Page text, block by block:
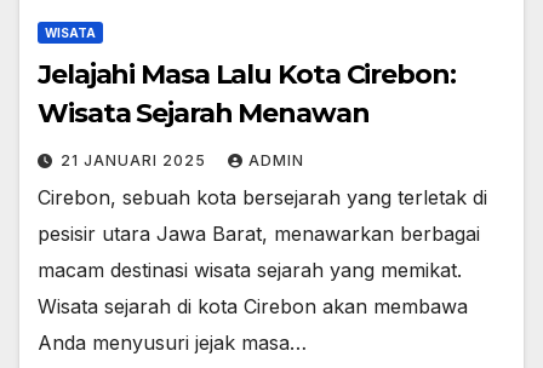
WISATA
Jelajahi Masa Lalu Kota Cirebon:
Wisata Sejarah Menawan
21 JANUARI 2025 ADMIN
Cirebon, sebuah kota bersejarah yang terletak di
pesisir utara Jawa Barat, menawarkan berbagai
macam destinasi wisata sejarah yang memikat.
Wisata sejarah di kota Cirebon akan membawa
Anda menyusuri jejak masa…